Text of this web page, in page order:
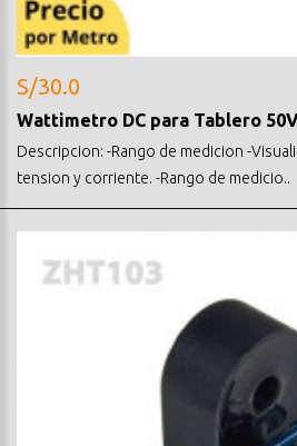
S/30.0
Wattimetro DC para Tablero
Descripcion: -Rango de medicion -
tension y corriente. -Rango de medicio..